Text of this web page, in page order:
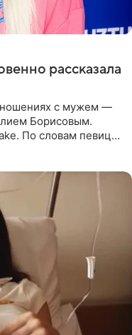
рассказала
с мужем —
Борисовым.
По словам певицы,